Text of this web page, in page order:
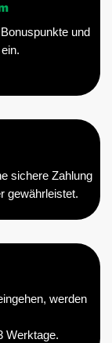
und
sichere Zahlung
gewährleistet.
werden
Werktage.